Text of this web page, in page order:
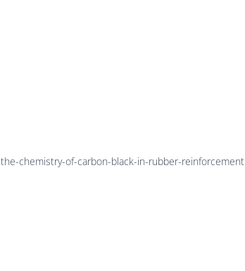
the-chemistry-of-carbon-black-in-rubber-reinforcement